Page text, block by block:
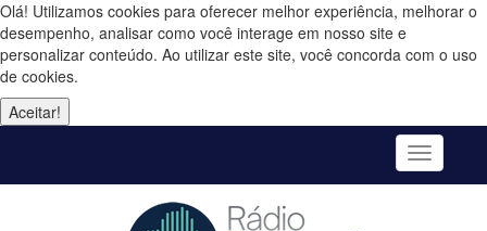
Olá! Utilizamos cookies para oferecer melhor experiência, melhorar o
desempenho, analisar como você interage em nosso site e
personalizar conteúdo. Ao utilizar este site, você concorda com o uso
de cookies.
Aceitar!
Toggle